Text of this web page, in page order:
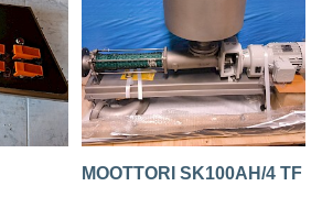
MOOTTORI SK100AH/4 TF